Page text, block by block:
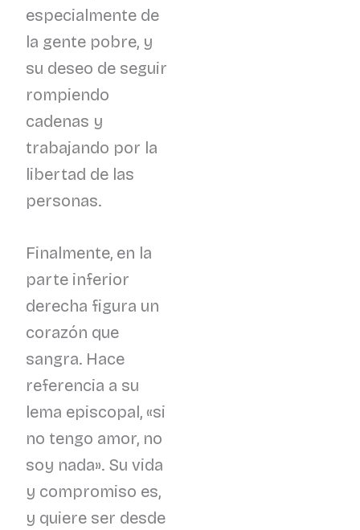
especialmente de
la gente pobre, y
su deseo de seguir
rompiendo
cadenas y
trabajando por la
libertad de las
personas.
Finalmente, en la
parte inferior
derecha figura un
corazón que
sangra. Hace
referencia a su
lema episcopal, «si
no tengo amor, no
soy nada». Su vida
y compromiso es,
y quiere ser desde